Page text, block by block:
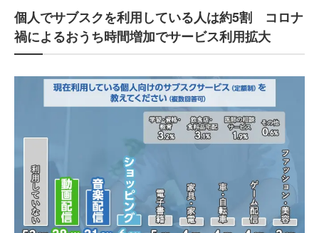
個人でサブスクを利用している人は約5割 コロナ
禍によるおうち時間増加でサービス利用拡大